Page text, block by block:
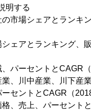
明する
市場シェアとランキ
ェアとランキング、
パーセントとCAGR（
、川中産業、川下産
セントとCAGR（
、売上、パーセント